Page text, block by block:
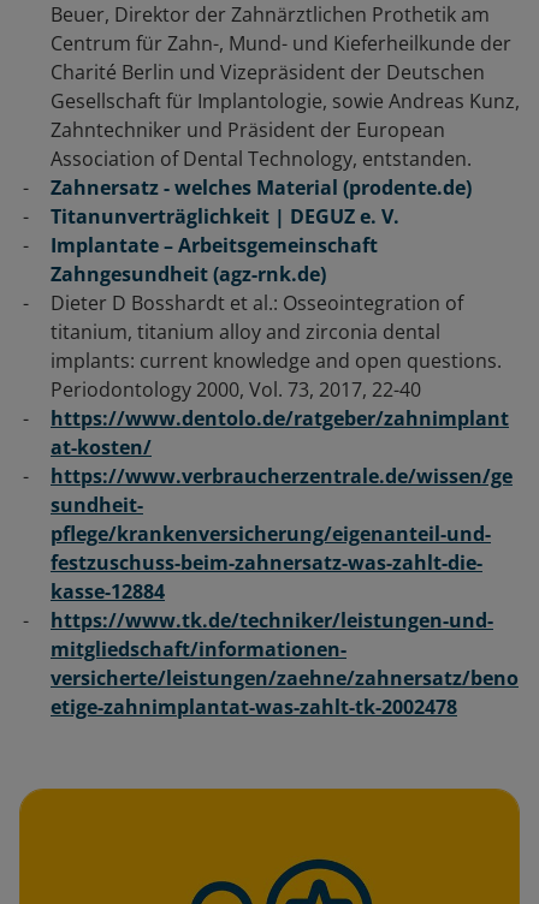
Beuer, Direktor der Zahnärztlichen Prothetik am
Centrum für Zahn-, Mund- und Kieferheilkunde der
Charité Berlin und Vizepräsident der Deutschen
Gesellschaft für Implantologie, sowie Andreas Kunz,
Zahntechniker und Präsident der European
Association of Dental Technology, entstanden.
Zahnersatz - welches Material (prodente.de)
Titanunverträglichkeit | DEGUZ e. V.
Implantate – Arbeitsgemeinschaft
Zahngesundheit (agz-rnk.de)
Dieter D Bosshardt et al.: Osseointegration of
titanium, titanium alloy and zirconia dental
implants: current knowledge and open questions.
Periodontology 2000, Vol. 73, 2017, 22-40
https://www.dentolo.de/ratgeber/zahnimplant
at-kosten/
https://www.verbraucherzentrale.de/wissen/ge
sundheit-
pflege/krankenversicherung/eigenanteil-und-
festzuschuss-beim-zahnersatz-was-zahlt-die-
kasse-12884
https://www.tk.de/techniker/leistungen-und-
mitgliedschaft/informationen-
versicherte/leistungen/zaehne/zahnersatz/beno
etige-zahnimplantat-was-zahlt-tk-2002478